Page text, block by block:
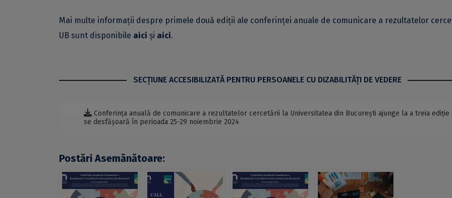
Mai multe informații despre primele două ediții ale conferinței anuale de comunicare a rezultatelor
UB sunt disponibile aici și aici.
SECŢIUNE ACCESIBILIZATĂ PENTRU PERSOANELE CU DIZABILITĂŢI DE VEDERE
Conferința anuală de comunicare a rezultatelor cercetării la Universitatea din București ajunge la a treia ediție
se desfășoară în perioada 25-29 noiembrie 2024
Postări Asemănătoare: